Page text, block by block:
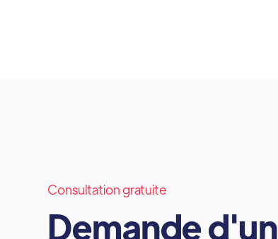
Consultation gratuite
Demande d'un